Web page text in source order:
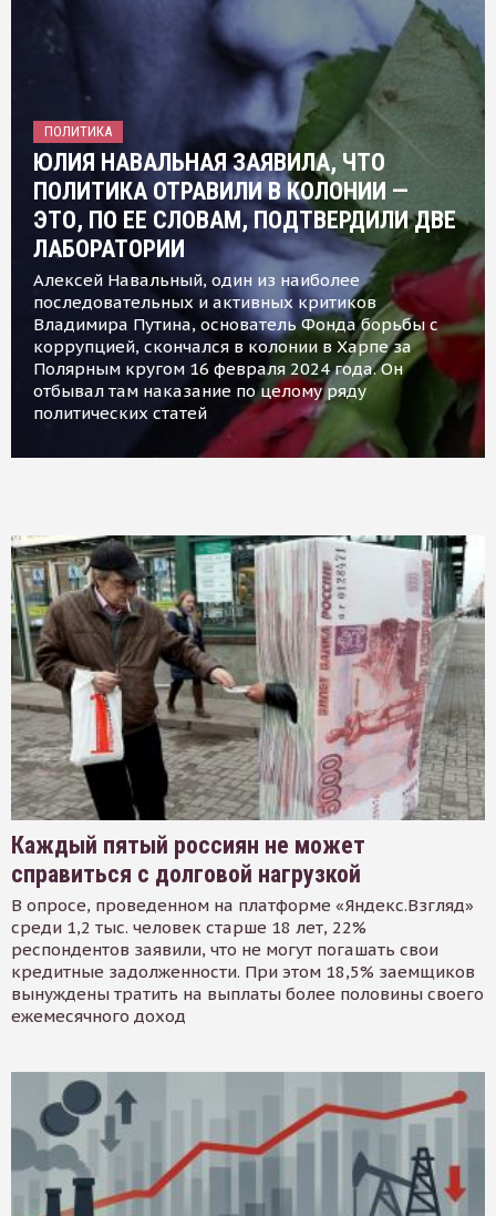
ПОЛИТИКА
ЮЛИЯ НАВАЛЬНАЯ ЗАЯВИЛА, ЧТО
ПОЛИТИКА ОТРАВИЛИ В КОЛОНИИ —
ЭТО, ПО ЕЕ СЛОВАМ, ПОДТВЕРДИЛИ ДВЕ
ЛАБОРАТОРИИ
Алексей Навальный, один из наиболее
последовательных и активных критиков
Владимира Путина, основатель Фонда борьбы с
коррупцией, скончался в колонии в Харпе за
Полярным кругом 16 февраля 2024 года. Он
отбывал там наказание по целому ряду
политических статей
Каждый пятый россиян не может
справиться с долговой нагрузкой
В опросе, проведенном на платформе «Яндекс.Взгляд»
среди 1,2 тыс. человек старше 18 лет, 22%
респондентов заявили, что не могут погашать свои
кредитные задолженности. При этом 18,5% заемщиков
вынуждены тратить на выплаты более половины своего
ежемесячного доход